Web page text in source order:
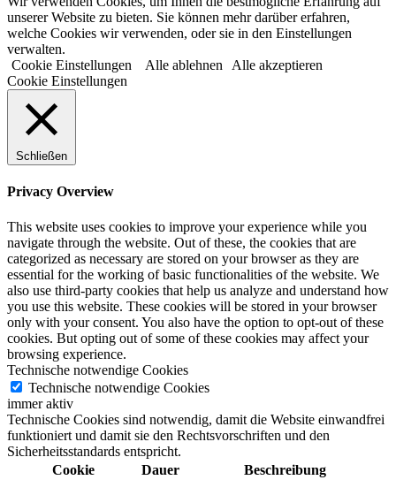
unserer Website zu bieten. Sie können mehr darüber erfahren,
welche Cookies wir verwenden, oder sie in den Einstellungen
verwalten.
Cookie Einstellungen
Alle ablehnen
Alle akzeptieren
Cookie Einstellungen
Schließen
Privacy Overview
This website uses cookies to improve your experience while you
navigate through the website. Out of these, the cookies that are
categorized as necessary are stored on your browser as they are
essential for the working of basic functionalities of the website. We
also use third-party cookies that help us analyze and understand how
you use this website. These cookies will be stored in your browser
only with your consent. You also have the option to opt-out of these
cookies. But opting out of some of these cookies may affect your
browsing experience.
Technische notwendige Cookies
Technische notwendige Cookies
immer aktiv
Technische Cookies sind notwendig, damit die Website einwandfrei
funktioniert und damit sie den Rechtsvorschriften und den
Sicherheitsstandards entspricht.
Cookie
Dauer Beschreibung